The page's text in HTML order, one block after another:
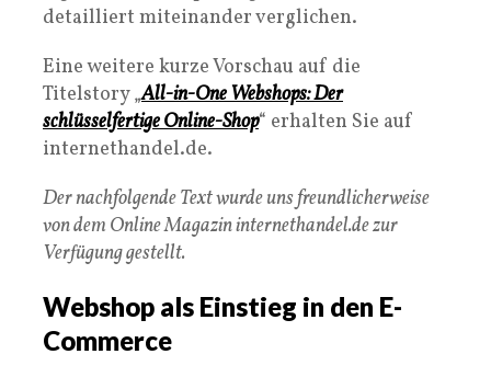
detailliert miteinander verglichen.
Eine weitere kurze Vorschau auf die
Titelstory „All-in-One Webshops: Der
schlüsselfertige Online-Shop“ erhalten Sie auf
internethandel.de.
Der nachfolgende Text wurde uns freundlicherweise
von dem Online Magazin internethandel.de zur
Verfügung gestellt.
Webshop als Einstieg in den E-
Commerce